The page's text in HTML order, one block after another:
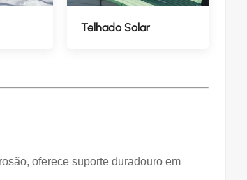
Telhado Solar
oferece suporte duradouro em